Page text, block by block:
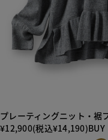
プレーティングニット・裾
¥12,900(税込¥14,190)BUY